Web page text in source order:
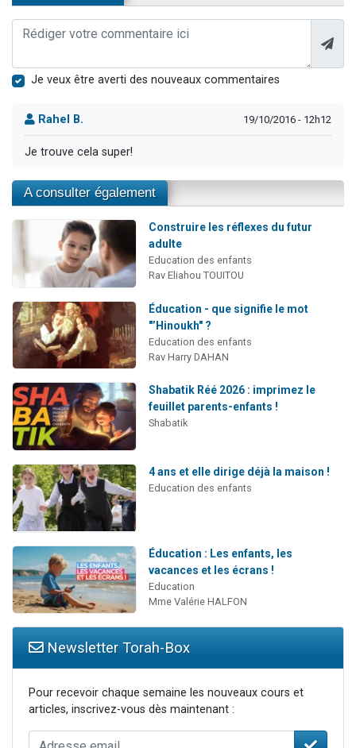
Je veux être averti des nouveaux commentaires
Rahel B. 19/10/2016 - 12h12
Je trouve cela super!
A consulter également
Construire les réflexes du futur
adulte
Education des enfants
Rav Eliahou TOUITOU
Éducation - que signifie le mot
"’Hinoukh" ?
Education des enfants
Rav Harry DAHAN
Shabatik Réé 2026 : imprimez le
feuillet parents-enfants !
Shabatik
4 ans et elle dirige déjà la maison !
Education des enfants
Éducation : Les enfants, les
vacances et les écrans !
Education
Mme Valérie HALFON
Newsletter Torah-Box
Pour recevoir chaque semaine les nouveaux cours et
articles, inscrivez-vous dès maintenant :